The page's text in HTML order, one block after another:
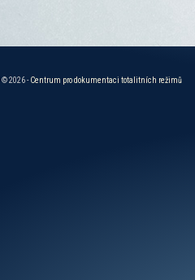
© 2026 -Centrum pro dokumentaci totalitních režimů